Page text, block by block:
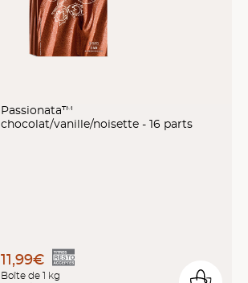
Passionata™
chocolat/vanille/noisette - 16 parts
11,99€
Boîte de 1 kg